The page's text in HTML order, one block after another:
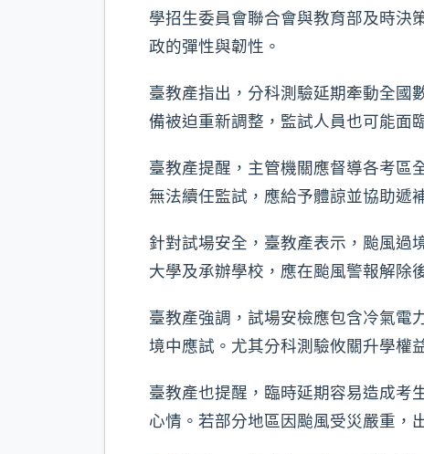
學招生委員會聯合會與教育部及時決
政的彈性與韌性。
臺教產指出，分科測驗延期牽動全國
備被迫重新調整，監試人員也可能面
臺教產提醒，主管機關應督導各考區
無法續任監試，應給予體諒並協助遞
針對試場安全，臺教產表示，颱風過
大學及承辦學校，應在颱風警報解除
臺教產強調，試場安檢應包含冷氣電
境中應試。尤其分科測驗攸關升學權
臺教產也提醒，臨時延期容易造成考
心情。若部分地區因颱風受災嚴重，